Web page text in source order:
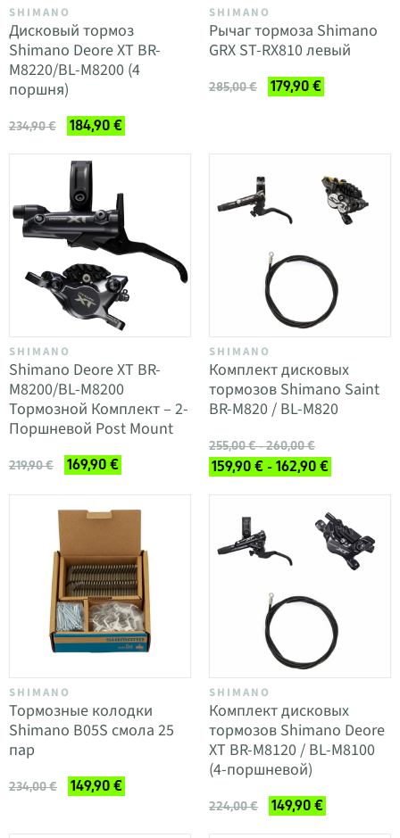
SHIMANO
Дисковый тормоз
Shimano Deore XT BR-
M8220/BL-M8200 (4
поршня)
234,90 € 184,90 €
SHIMANO
Рычаг тормоза Shimano
GRX ST-RX810 левый
285,00 € 179,90 €
SHIMANO
Shimano Deore XT BR-
M8200/BL-M8200
Тормозной Комплект – 2-
Поршневой Post Mount
219,90 € 169,90 €
SHIMANO
Комплект дисковых
тормозов Shimano Saint
BR-M820 / BL-M820
255,00 € - 260,00 €
159,90 € - 162,90 €
SHIMANO
Тормозные колодки
Shimano B05S смола 25
пар
234,00 € 149,90 €
SHIMANO
Комплект дисковых
тормозов Shimano Deore
XT BR-M8120 / BL-M8100
(4-поршневой)
224,00 € 149,90 €